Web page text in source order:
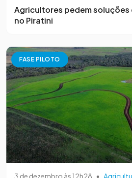
Agricultores pedem
no Piratini
FASE PILOTO
3 de dezembro às 12h28 •